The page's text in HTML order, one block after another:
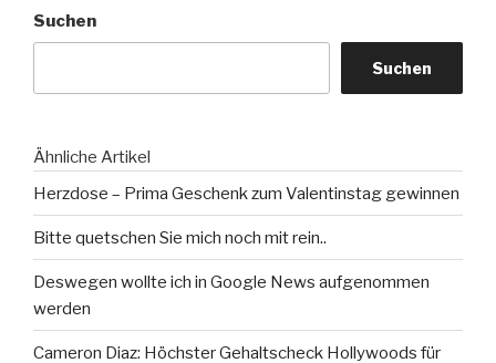
Dose
Suchen
Suchen
Ähnliche Artikel
Herzdose – Prima Geschenk zum Valentinstag gewinnen
Bitte quetschen Sie mich noch mit rein..
Deswegen wollte ich in Google News aufgenommen
werden
Cameron Diaz: Höchster Gehaltscheck Hollywoods für